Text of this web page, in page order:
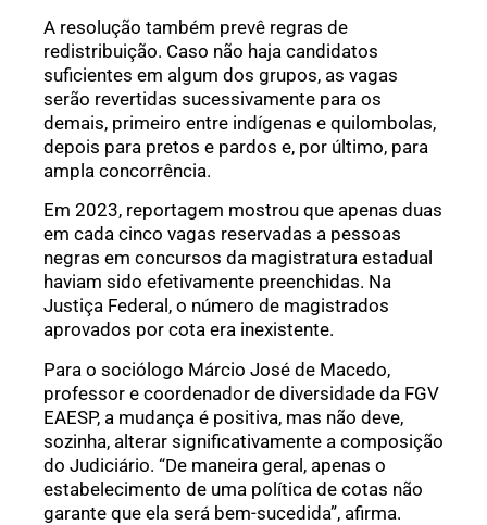
A resolução também prevê regras de
redistribuição. Caso não haja candidatos
suficientes em algum dos grupos, as vagas
serão revertidas sucessivamente para os
demais, primeiro entre indígenas e quilombolas,
depois para pretos e pardos e, por último, para
ampla concorrência.
Em 2023, reportagem mostrou que apenas duas
em cada cinco vagas reservadas a pessoas
negras em concursos da magistratura estadual
haviam sido efetivamente preenchidas. Na
Justiça Federal, o número de magistrados
aprovados por cota era inexistente.
Para o sociólogo Márcio José de Macedo,
professor e coordenador de diversidade da FGV
EAESP, a mudança é positiva, mas não deve,
sozinha, alterar significativamente a composição
do Judiciário. “De maneira geral, apenas o
estabelecimento de uma política de cotas não
garante que ela será bem-sucedida”, afirma.